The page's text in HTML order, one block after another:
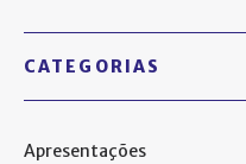
CATEGORIAS
Apresentações